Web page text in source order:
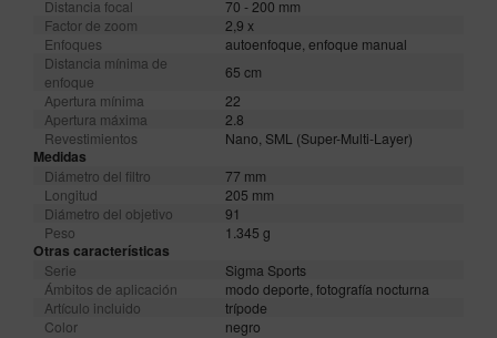
Distancia focal
70 - 200 mm
Factor de zoom
2,9 x
Enfoques
autoenfoque, enfoque manual
Distancia mínima de
enfoque
65 cm
Apertura mínima
22
Apertura máxima
2.8
Revestimientos
Nano, SML (Super-Multi-Layer)
Medidas
Diámetro del filtro
77 mm
Longitud
205 mm
Diámetro del objetivo
91
Peso
1.345 g
Otras características
Serie
Sigma Sports
Ámbitos de aplicación
modo deporte, fotografía nocturna
Artículo incluido
trípode
Color
negro